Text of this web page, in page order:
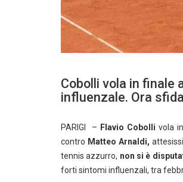
Cobolli vola in finale
influenzale. Ora
PARIGI – Flavio Cobolli vola
contro Matteo Arnaldi,
tennis azzurro, non si è
forti sintomi influenzali, tra